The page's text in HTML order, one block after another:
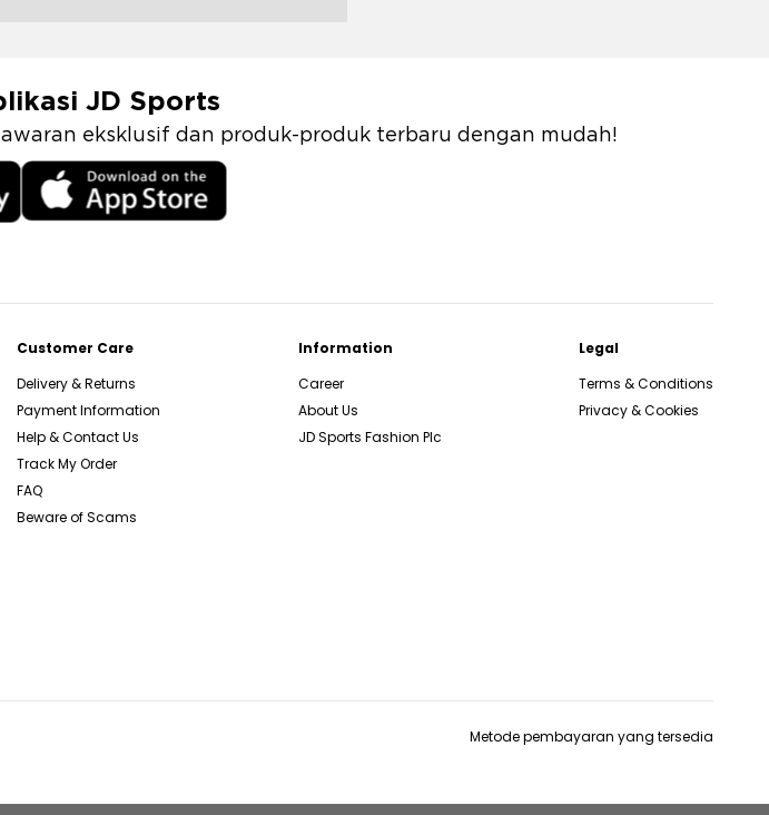
JD Sports
eksklusif dan produk-produk terbaru dengan mudah!
Customer Care
Delivery & Returns
Payment Information
Help & Contact Us
Track My Order
FAQ
Beware of Scams
Information
Career
About Us
JD Sports Fashion Plc
Legal
Terms & Conditions
Privacy & Cookies
Metode pembayaran yang tersedia